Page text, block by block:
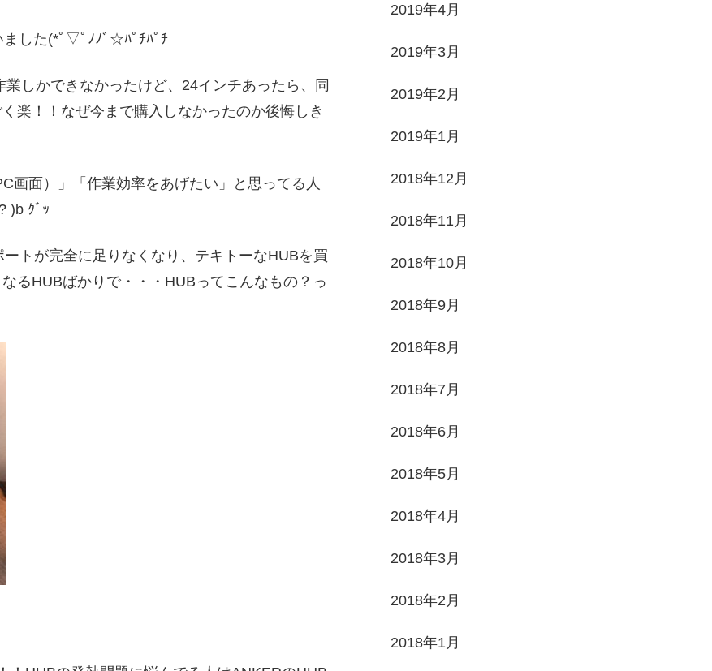
ました(*ﾟ▽ﾟﾉﾉﾞ☆ﾊﾟﾁﾊﾟﾁ
しかできなかったけど、24インチあったら、同
楽！！なぜ今まで購入しなかったのか後悔しき
画面）」「作業効率をあげたい」と思ってる人
)b ｸﾞｯ
トが完全に足りなくなり、テキトーなHUBを買
るHUBばかりで・・・HUBってこんなもの？っ
2019年4月
2019年3月
2019年2月
2019年1月
2018年12月
2018年11月
2018年10月
2018年9月
2018年8月
2018年7月
2018年6月
2018年5月
2018年4月
2018年3月
2018年2月
2018年1月